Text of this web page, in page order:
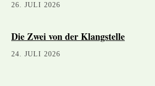
26. JULI 2026
Die Zwei von der Klangstelle
24. JULI 2026